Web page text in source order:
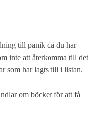
till panik då du har
inte att återkomma till det
som har lagts till i listan.
om böcker för att få